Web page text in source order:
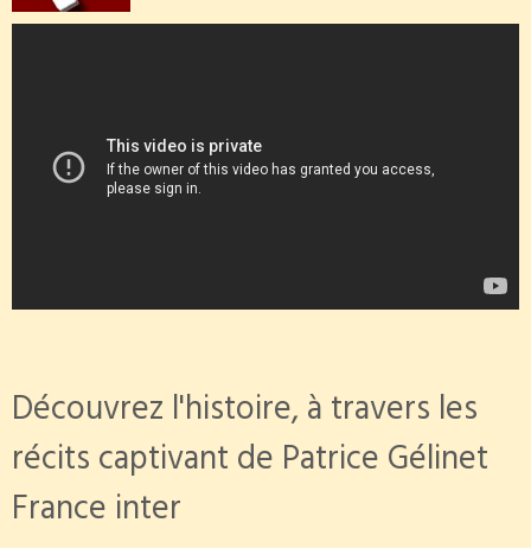
Découvrez l'histoire, à travers les
récits captivant de Patrice Gélinet
France inter